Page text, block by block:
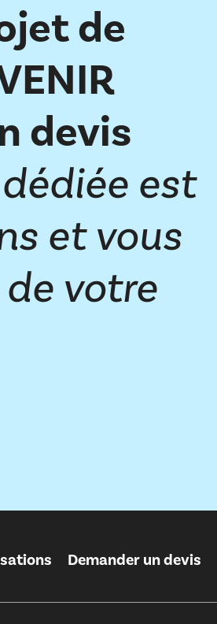
de
devis
est
et vous
votre
Demander un devis